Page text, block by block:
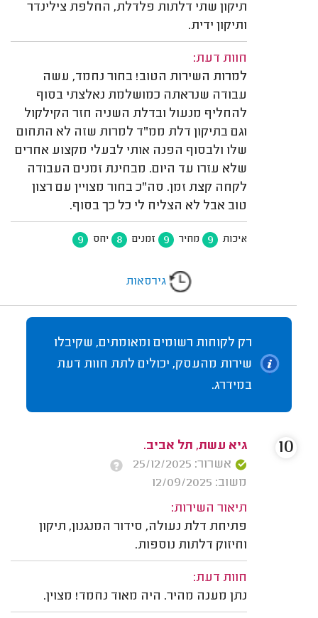
תיקון שתי דלתות פלדלת, החלפת צילינדר
ותיקון ידית.
חוות דעת:
למרות השירות הטוב! בחור נחמד, עשה
עבודה שנראתה כמושלמת נאלצתי בסוף
להחליף מנעול ובדלת השניה חזר הקילקול
וגם בתיקון דלת ממ"ד למרות שזה לא התחום
שלו ולבסוף הפנה אותי לבעלי מקצוע אחרים
שלא עזרו עד היום. מבחינת זמנים העבודה
לקחה קצת זמן. סה"כ בחור מצויין עם רצון
טוב אבל לא הצליח לי כל כך בסוף.
איכות 9 מחיר 9 זמנים 8 יחס 9
גירסאות
רק לקוחות רשומים ומאומתים, שקיבלו
שירות מהעסק, יכולים לתת חוות דעת
במידרג.
גיא עשת, תל אביב.
אשרור: 25/12/2025
משוב: 12/09/2025
תיאור השירות:
פתיחת דלת נעולה, סידור המנגנון, תיקון
וחיזוק דלתות נוספות.
חוות דעת:
נתן מענה מהיר. היה מאוד נחמד! מצוין.
10